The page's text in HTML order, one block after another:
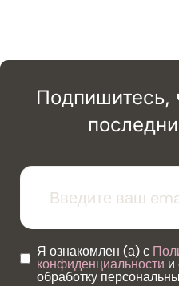
Подпишитесь,
Я ознакомлен (а) с
конфиденциальности и
обработку